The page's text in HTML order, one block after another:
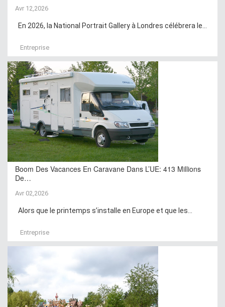
Avr 12,2026
En 2026, la National Portrait Gallery à Londres célébrera le...
Entreprise
Boom Des Vacances En Caravane Dans L’UE: 413 Millions
De…
Avr 02,2026
Alors que le printemps s’installe en Europe et que les...
Entreprise